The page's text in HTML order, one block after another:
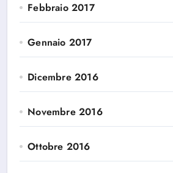
Febbraio 2017
Gennaio 2017
Dicembre 2016
Novembre 2016
Ottobre 2016